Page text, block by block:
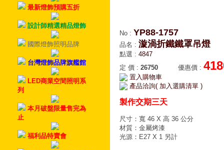
最新燈飾預購五折
設計師精選精品燈飾
國際燈飾照明品牌
台灣燈飾品牌旗艦館
LED商業空間照明系
列
本月破盤限量售完為
止
福利品特賣會
No : YP88-1757
品名 : 漩渦折鐵鐵罩吊燈
點選 : 4847
定 價 : 26750 優惠價 :
置入購物車
產品洽詢( 加入選購清單 )
製作交期三天
尺寸：寬 46 X 高 36 公分
材質：金屬烤漆
光源：E27 X 1 另計